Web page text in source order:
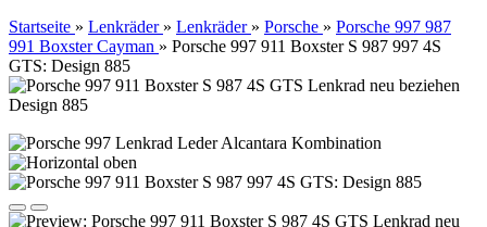
Startseite » Lenkräder » Lenkräder » Porsche » Porsche 997 987
991 Boxster Cayman » Porsche 997 911 Boxster S 987 997 4S
GTS: Design 885